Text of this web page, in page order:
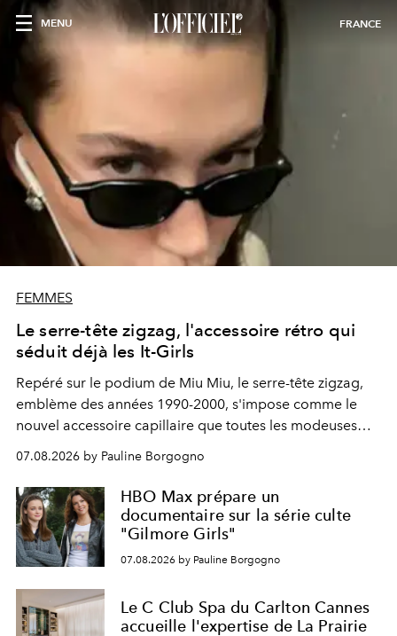
MENU FRANCE
FEMMES
Le serre-tête zigzag, l'accessoire rétro qui
séduit déjà les It-Girls
Repéré sur le podium de Miu Miu, le serre-tête zigzag,
emblème des années 1990-2000, s'impose comme le
nouvel accessoire capillaire que toutes les modeuses
s'arrachent déjà.
07.08.2026 by Pauline Borgogno
HBO Max prépare un
documentaire sur la série culte
"Gilmore Girls"
07.08.2026 by Pauline Borgogno
Le C Club Spa du Carlton Cannes
accueille l'expertise de La Prairie